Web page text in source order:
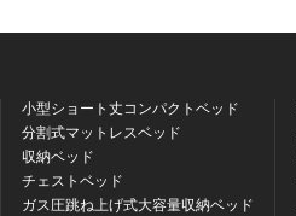
小型ショート丈コンパクトベッド
分割式マットレスベッド
収納ベッド
チェストベッド
ガス圧跳ね上げ式大容量収納ベッド